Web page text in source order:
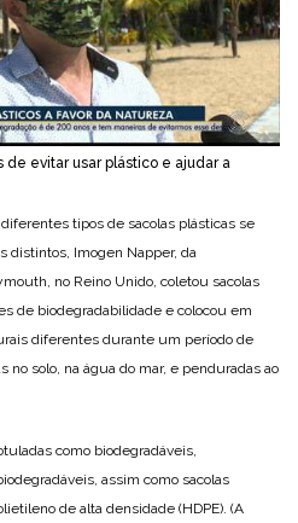
de evitar usar plástico e ajudar a
diferentes tipos de sacolas plásticas se
distintos, Imogen Napper, da
no Reino Unido, coletou sacolas
de biodegradabilidade e colocou em
diferentes durante um período de
no solo, na água do mar, e penduradas ao
como biodegradáveis,
assim como sacolas
de alta densidade (HDPE). (A